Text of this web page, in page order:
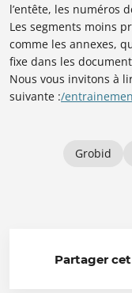
l’entête, les numéros
Les segments moins
comme les annexes,
fixe dans les
Nous vous invitons à
suivante :/
Grobid
Partager